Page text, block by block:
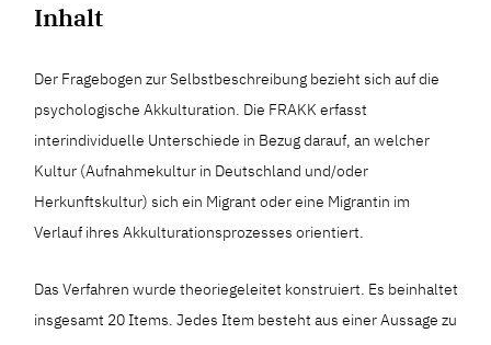
Inhalt
Der Fragebogen zur Selbstbeschreibung bezieht sich auf die
psychologische Akkulturation. Die FRAKK erfasst
interindividuelle Unterschiede in Bezug darauf, an welcher
Kultur (Aufnahmekultur in Deutschland und/oder
Herkunftskultur) sich ein Migrant oder eine Migrantin im
Verlauf ihres Akkulturationsprozesses orientiert.
Das Verfahren wurde theoriegeleitet konstruiert. Es beinhaltet
insgesamt 20 Items. Jedes Item besteht aus einer Aussage zu